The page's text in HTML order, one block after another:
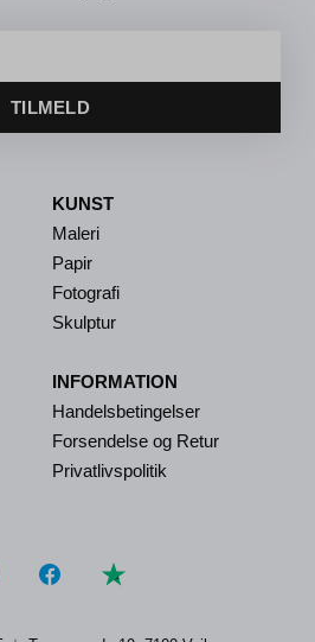
TILMELD
KUNST
Maleri
Papir
Fotografi
Skulptur
INFORMATION
Handelsbetingelser
Forsendelse og Retur
Privatlivspolitik